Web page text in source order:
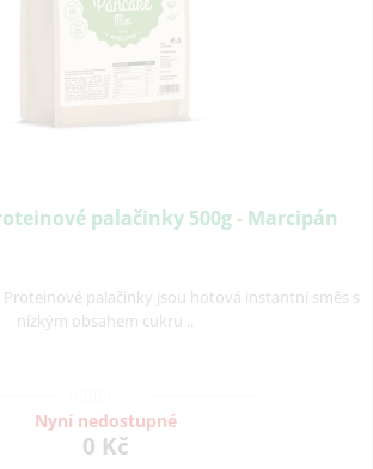
palačinky 500g - Marcipán
palačinky jsou hotová instantní směs s
nízkým obsahem cukru ..
Nyní nedostupné
0 Kč